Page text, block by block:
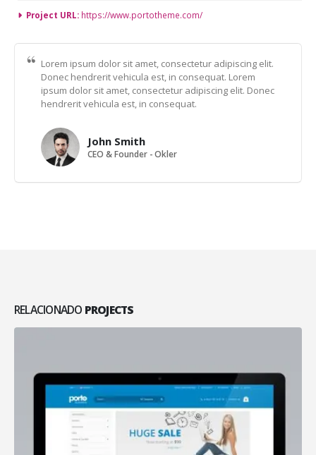
Project URL: https://www.portotheme.com/
Lorem ipsum dolor sit amet, consectetur adipiscing elit.
Donec hendrerit vehicula est, in consequat. Lorem
ipsum dolor sit amet, consectetur adipiscing elit. Donec
hendrerit vehicula est, in consequat.
John Smith
CEO & Founder - Okler
RELACIONADO PROJECTS